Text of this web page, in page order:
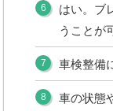
はい。ブ
うことが
車検整備
車の状態